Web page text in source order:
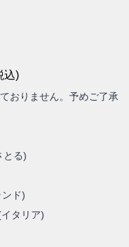
込)
おりません。予めご了承
る)
ド)
タリア)